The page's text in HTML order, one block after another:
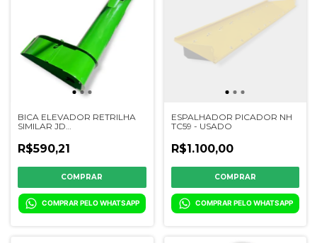
BICA ELEVADOR RETRILHA
SIMILAR JD
- DQ02480 - REFORÇADA
R$590,21
COMPRAR PELO WHATSAPP
ESPALHADOR PICADOR NH
TC59 - USADO
R$1.100,00
COMPRAR PELO WHATSAPP